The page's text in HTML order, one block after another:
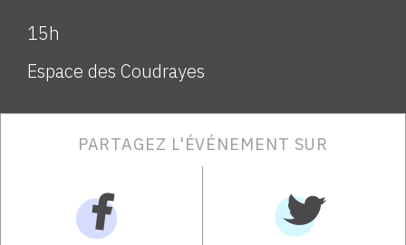
15h
Espace des Coudrayes
PARTAGEZ L'ÉVÉNEMENT SUR